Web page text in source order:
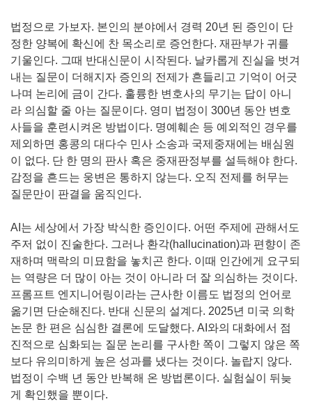
법정으로 가보자. 본인의 분야에서 경력 20년 된 증인이 단
정한 양복에 확신에 찬 목소리로 증언한다. 재판부가 귀를
기울인다. 그때 반대신문이 시작된다. 날카롭게 진실을 벗겨
내는 질문이 더해지자 증인의 전제가 흔들리고 기억이 어긋
나며 논리에 금이 간다. 훌륭한 변호사의 무기는 답이 아니
라 의심할 줄 아는 질문이다. 영미 법정이 300년 동안 변호
사들을 훈련시켜온 방법이다. 명예훼손 등 예외적인 경우를
제외하면 홍콩의 대다수 민사 소송과 국제중재에는 배심원
이 없다. 단 한 명의 판사 혹은 중재판정부를 설득해야 한다.
감정을 흔드는 웅변은 통하지 않는다. 오직 전제를 허무는
질문만이 판결을 움직인다.
AI는 세상에서 가장 박식한 증인이다. 어떤 주제에 관해서도
주저 없이 진술한다. 그러나 환각(hallucination)과 편향이 존
재하며 맥락의 미묘함을 놓치곤 한다. 이때 인간에게 요구되
는 역량은 더 많이 아는 것이 아니라 더 잘 의심하는 것이다.
프롬프트 엔지니어링이라는 근사한 이름도 법정의 언어로
옮기면 단순해진다. 반대 신문의 설계다. 2025년 미국 의학
논문 한 편은 심심한 결론에 도달했다. AI와의 대화에서 점
진적으로 심화되는 질문 논리를 구사한 쪽이 그렇지 않은 쪽
보다 유의미하게 높은 성과를 냈다는 것이다. 놀랍지 않다.
법정이 수백 년 동안 반복해 온 방법론이다. 실험실이 뒤늦
게 확인했을 뿐이다.